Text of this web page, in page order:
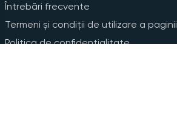
Întrebări frecvente
Termeni și condiții de utilizare a paginii
Politica de confidențialitate